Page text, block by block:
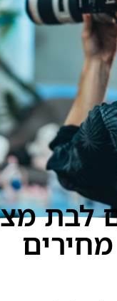
לבת
מחירים